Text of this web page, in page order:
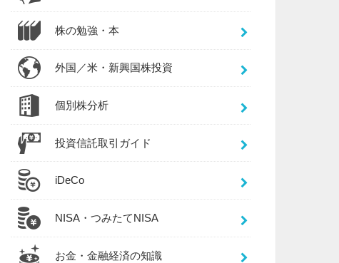
株の勉強・本
外国／米・新興国株投資
個別株分析
投資信託取引ガイド
iDeCo
NISA・つみたてNISA
お金・金融経済の知識